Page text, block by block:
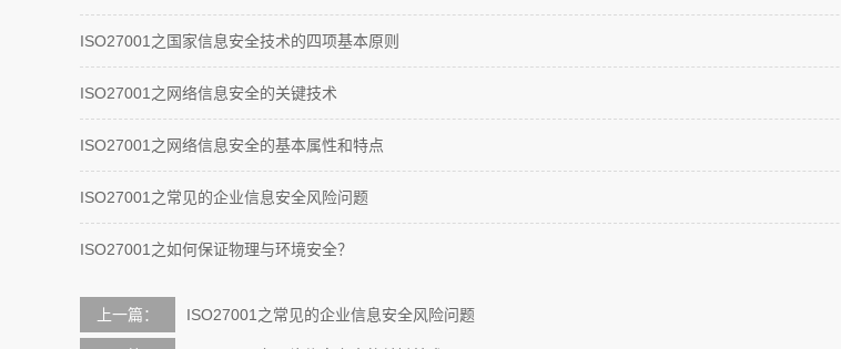
ISO27001之国家信息安全技术的四项基本原则
ISO27001之网络信息安全的关键技术
ISO27001之网络信息安全的基本属性和特点
ISO27001之常见的企业信息安全风险问题
ISO27001之如何保证物理与环境安全？
上一篇： ISO27001之常见的企业信息安全风险问题